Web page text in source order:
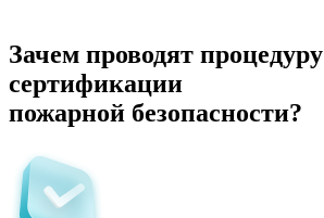
Зачем проводят процедуру
сертификации
пожарной безопасности?